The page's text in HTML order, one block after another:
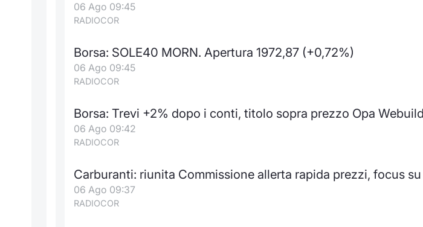
06 Ago 09:45
RADIOCOR
Borsa: SOLE40 MORN. Apertura 1972,87 (+0,72%)
06 Ago 09:45
RADIOCOR
Borsa: Trevi +2% dopo i conti, titolo sopra prezzo Opa Webuild
06 Ago 09:42
RADIOCOR
Carburanti: riunita Commissione allerta rapida prezzi, focus
06 Ago 09:37
RADIOCOR